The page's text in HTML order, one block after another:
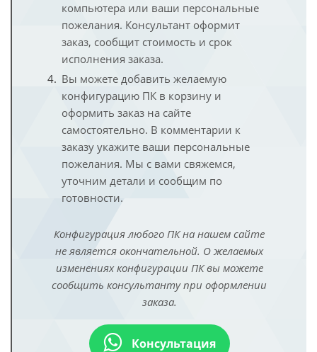
компьютера или ваши персональные
пожелания. Консультант оформит
заказ, сообщит стоимость и срок
исполнения заказа.
Вы можете добавить желаемую
конфигурацию ПК в корзину и
оформить заказ на сайте
самостоятельно. В комментарии к
заказу укажите ваши персональные
пожелания. Мы с вами свяжемся,
уточним детали и сообщим по
готовности.
Конфигурация любого ПК на нашем сайте
не является окончательной. О желаемых
изменениях конфигурации ПК вы можете
сообщить консультанту при оформлении
заказа.
Консультация